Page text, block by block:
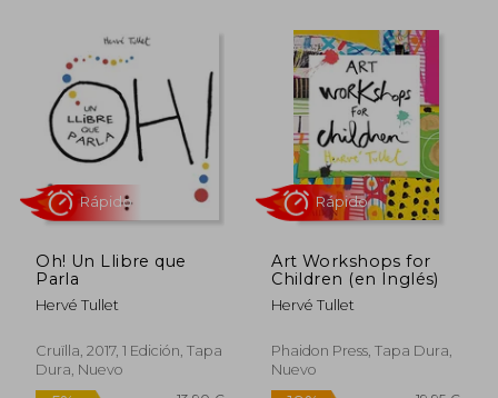
Oh! Un Llibre que
Parla
Hervé Tullet
Cruïlla, 2017, 1 Edición, Tapa
Dura, Nuevo
Art Workshops for
Children (en Inglés)
Hervé Tullet
Phaidon Press, Tapa Dura,
Nuevo